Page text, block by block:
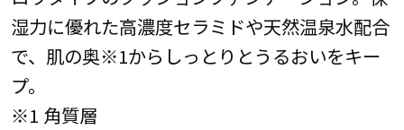
湿力に優れた高濃度セラミドや天然温泉水配合
で、肌の奥※1からしっとりとうるおいをキー
プ。
※1 角質層